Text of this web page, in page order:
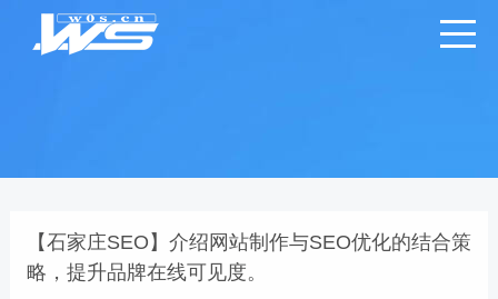
【石家庄SEO】介绍网站制作与SEO优化的结合策
略，提升品牌在线可见度。